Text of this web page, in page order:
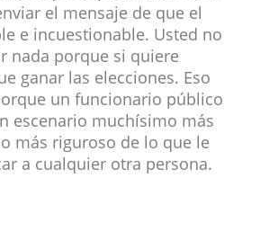
el mensaje de que el
e incuestionable. Usted no
nada porque si quiere
ganar las elecciones. Eso
un funcionario público
escenario muchísimo más
más riguroso de lo que le
a cualquier otra persona.